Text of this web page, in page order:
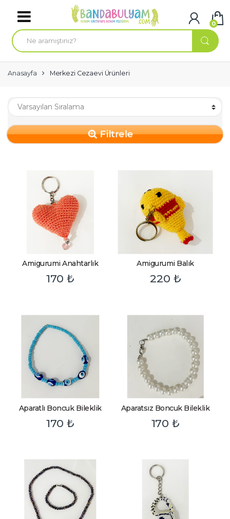
A
r
a
a
:
Anasayfa Merkezi Cezaevi Ürünleri
Filtrele
Amigurumi Anahtarlık
170₺
Amigurumi Balık
220 ₺
Aparatlı Boncuk Bileklik
170₺
Aparatsız Boncuk Bileklik
170 ₺
0